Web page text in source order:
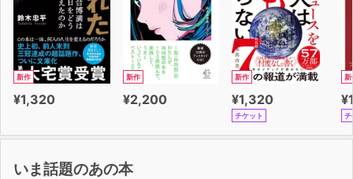
新作
¥1,320
新作
¥2,200
新作
¥1,320
チケット
新
チ
いま話題のあの本